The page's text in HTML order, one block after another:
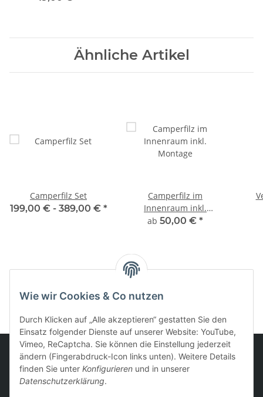
Ähnliche Artikel
Camperfilz Set
199,00 € - 389,00 € *
Camperfilz im
Innenraum inkl.
Montage
ab 50,00 € *
Informationen
Wie wir Cookies & Co nutzen
Durch Klicken auf „Alle akzeptieren“ gestatten Sie den
Einsatz folgender Dienste auf unserer Website: YouTube,
Vimeo, ReCaptcha. Sie können die Einstellung jederzeit
ändern (Fingerabdruck-Icon links unten). Weitere Details
finden Sie unter Konfigurieren und in unserer
Datenschutzerklärung.